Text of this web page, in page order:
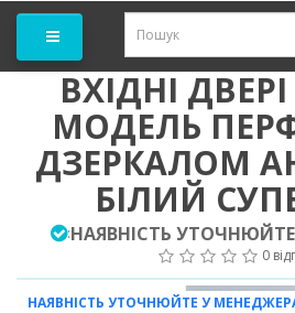
ВХІДНІ ДВЕРІ
МОДЕЛЬ
ДЗЕРКАЛОМ
БІЛИЙ
:НАЯВНІСТЬ
0
НАЯВНІСТЬ УТОЧНЮЙТЕ У